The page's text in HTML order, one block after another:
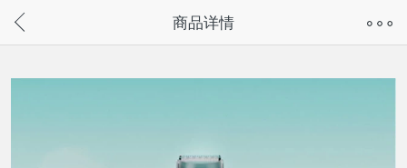
请通过微信或支付宝搜“奇兔客小程序”访问
商品详情